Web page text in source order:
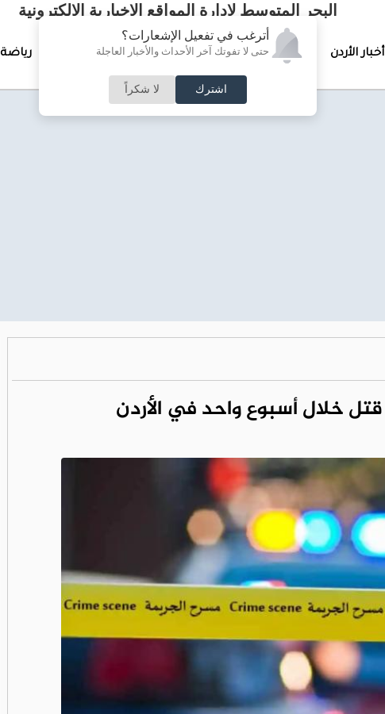
أترغب في تفعيل الإشعارات؟
حتى لا تفوتك آخر الأحداث والأخبار العاجلة
اشترك لا شكراً
البحر المتوسط لإدارة المواقع الإخبارية الالكترونية
أخبار الأردن تغطيات خاصة لقاء الأسبوع جرائم وحوادث رياضة